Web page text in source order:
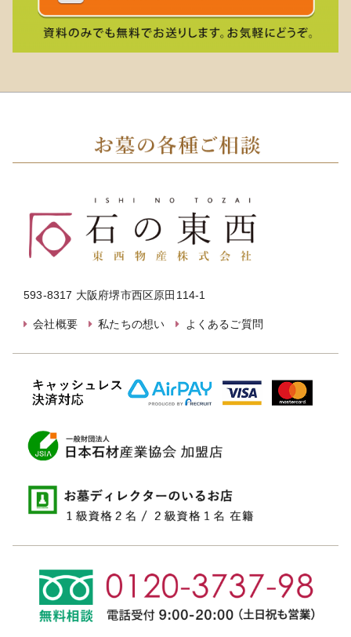
593-8317 大阪府堺市西区原田114-1
会社概要 私たちの想い よくあるご質問